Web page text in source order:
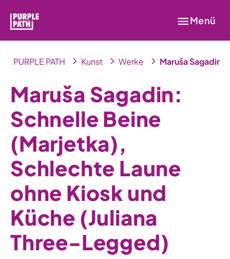
Menü
PURPLE PATH Kunst Werke Maruša Sagadin:
Maruša Sagadin:
Schnelle Beine
(Marjetka),
Schlechte Laune
ohne Kiosk und
Küche (Juliana
Three-Legged)